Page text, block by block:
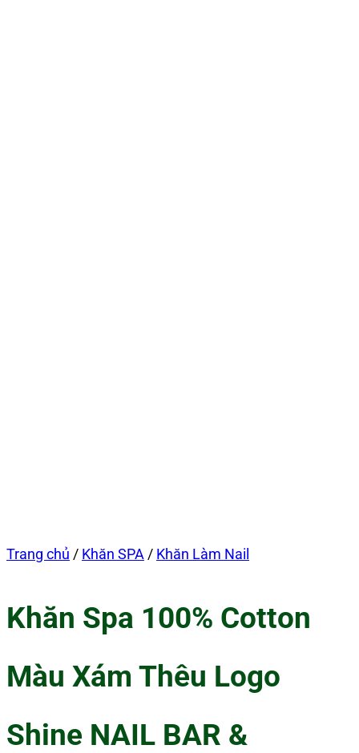
Trang chủ / Khăn SPA / Khăn Làm Nail
Khăn Spa 100% Cotton
Màu Xám Thêu Logo
Shine NAIL BAR &